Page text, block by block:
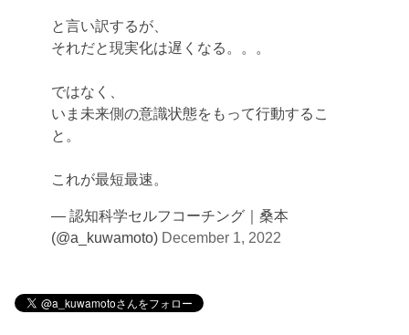
と言い訳するが、
それだと現実化は遅くなる。。。
ではなく、
いま未来側の意識状態をもって行動するこ
と。
これが最短最速。
— 認知科学セルフコーチング｜桑本
(@a_kuwamoto) December 1, 2022